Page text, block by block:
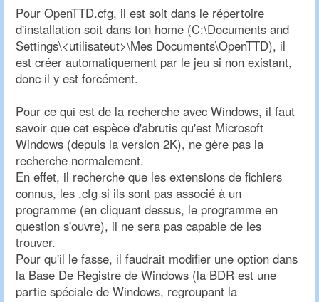
Pour OpenTTD.cfg, il est soit dans le répertoire
d'installation soit dans ton home (C:\Documents and
Settings\<utilisateut>\Mes Documents\OpenTTD), il
est créer automatiquement par le jeu si non existant,
donc il y est forcément.
Pour ce qui est de la recherche avec Windows, il faut
savoir que cet espèce d'abrutis qu'est Microsoft
Windows (depuis la version 2K), ne gère pas la
recherche normalement.
En effet, il recherche que les extensions de fichiers
connus, les .cfg si ils sont pas associé à un
programme (en cliquant dessus, le programme en
question s'ouvre), il ne sera pas capable de les
trouver.
Pour qu'il le fasse, il faudrait modifier une option dans
la Base De Registre de Windows (la BDR est une
partie spéciale de Windows, regroupant la